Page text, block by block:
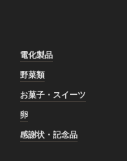
電化製品
野菜類
お菓子・スイーツ
卵
感謝状・記念品